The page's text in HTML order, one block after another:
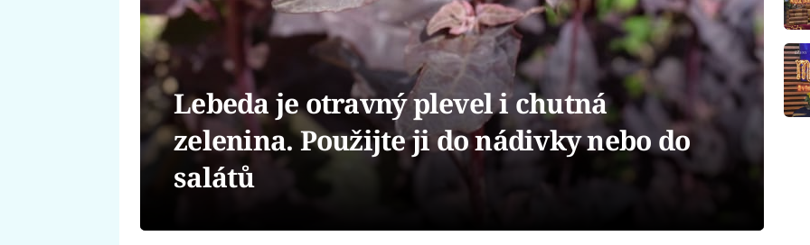
Lebeda je otravný plevel i chutná
zelenina. Použijte ji do nádivky nebo do
salátů